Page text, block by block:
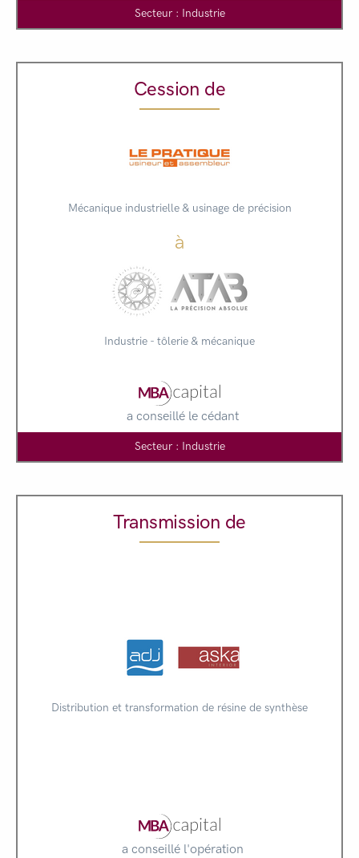
Secteur : Industrie
Cession de
Mécanique industrielle & usinage de précision
à
Industrie - tôlerie & mécanique
a conseillé le cédant
Secteur : Industrie
Transmission de
Distribution et transformation de résine de synthèse
a conseillé l'opération